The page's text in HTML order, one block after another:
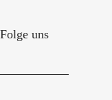
Folge uns